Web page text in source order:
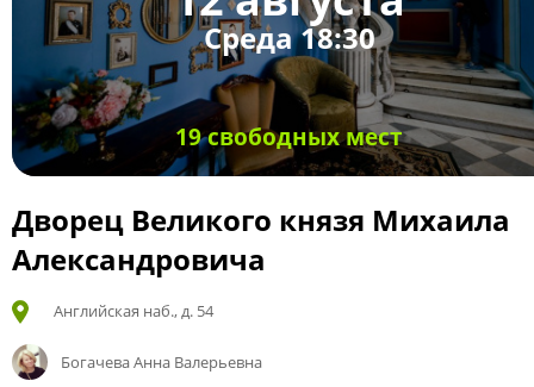
Среда 18:30
19 свободных мест
Дворец Великого князя Михаила
Александровича
Английская наб., д. 54
Богачева Анна Валерьевна